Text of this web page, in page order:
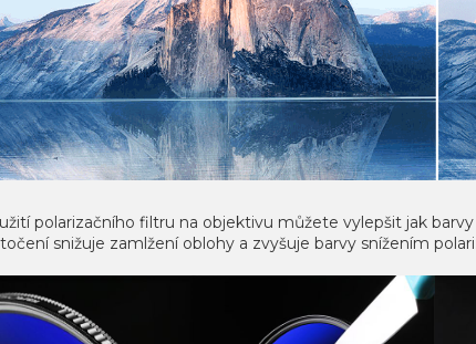
polarizačního filtru na objektivu můžete vylepšit jak
snižuje zamlžení oblohy a zvyšuje barvy snížením